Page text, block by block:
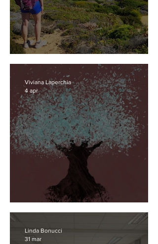
Sì, viaggiare
Sradicamento
Viviana Laperchia
4 apr
Linda Bonucci
31 mar